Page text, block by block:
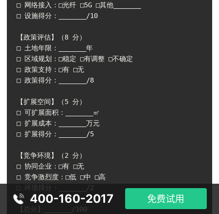
□ 网络接入：□光纤 □5G □其他_______
□ 设施得分：_______/10
【政策评估】（8 分）
□ 土地年限：_______年
□ 区域规划：□稳定 □有调整 □不确定
□ 政策支持：□有 □无
□ 政策得分：_______/8
【扩展空间】（5 分）
□ 可扩展面积：_______㎡
□ 扩展成本：_______万元
□ 扩展得分：_______/5
【竞争环境】（2 分）
□ 协同企业：□有 □无
□ 竞争激烈度：□低 □中 □高
□ 环境得分：_______/2
【总分】_______/100
400-160-2017 免费试用